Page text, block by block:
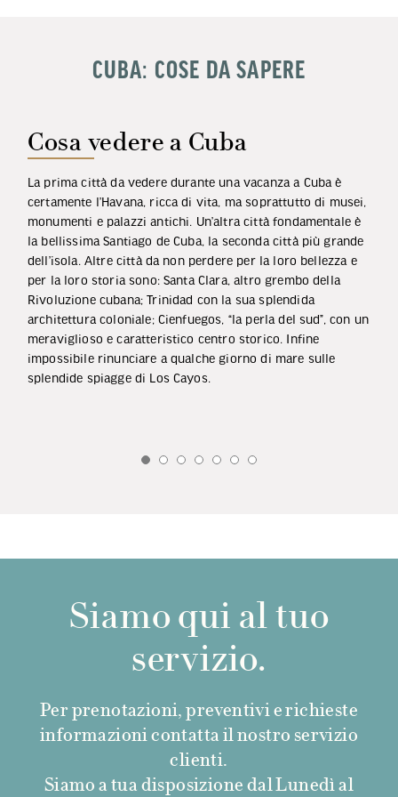
CUBA: COSE DA SAPERE
Cosa vedere a Cuba
La prima città da vedere durante una vacanza a Cuba è
certamente l’Havana, ricca di vita, ma soprattutto di musei,
monumenti e palazzi antichi. Un’altra città fondamentale è
la bellissima Santiago de Cuba, la seconda città più grande
dell’isola. Altre città da non perdere per la loro bellezza e
per la loro storia sono: Santa Clara, altro grembo della
Rivoluzione cubana; Trinidad con la sua splendida
architettura coloniale; Cienfuegos, “la perla del sud”, con un
meraviglioso e caratteristico centro storico. Infine
impossibile rinunciare a qualche giorno di mare sulle
splendide spiagge di Los Cayos.
Siamo qui al tuo
servizio.
Per prenotazioni, preventivi e richieste
informazioni contatta il nostro servizio
clienti.
Siamo a tua disposizione dal Lunedì al